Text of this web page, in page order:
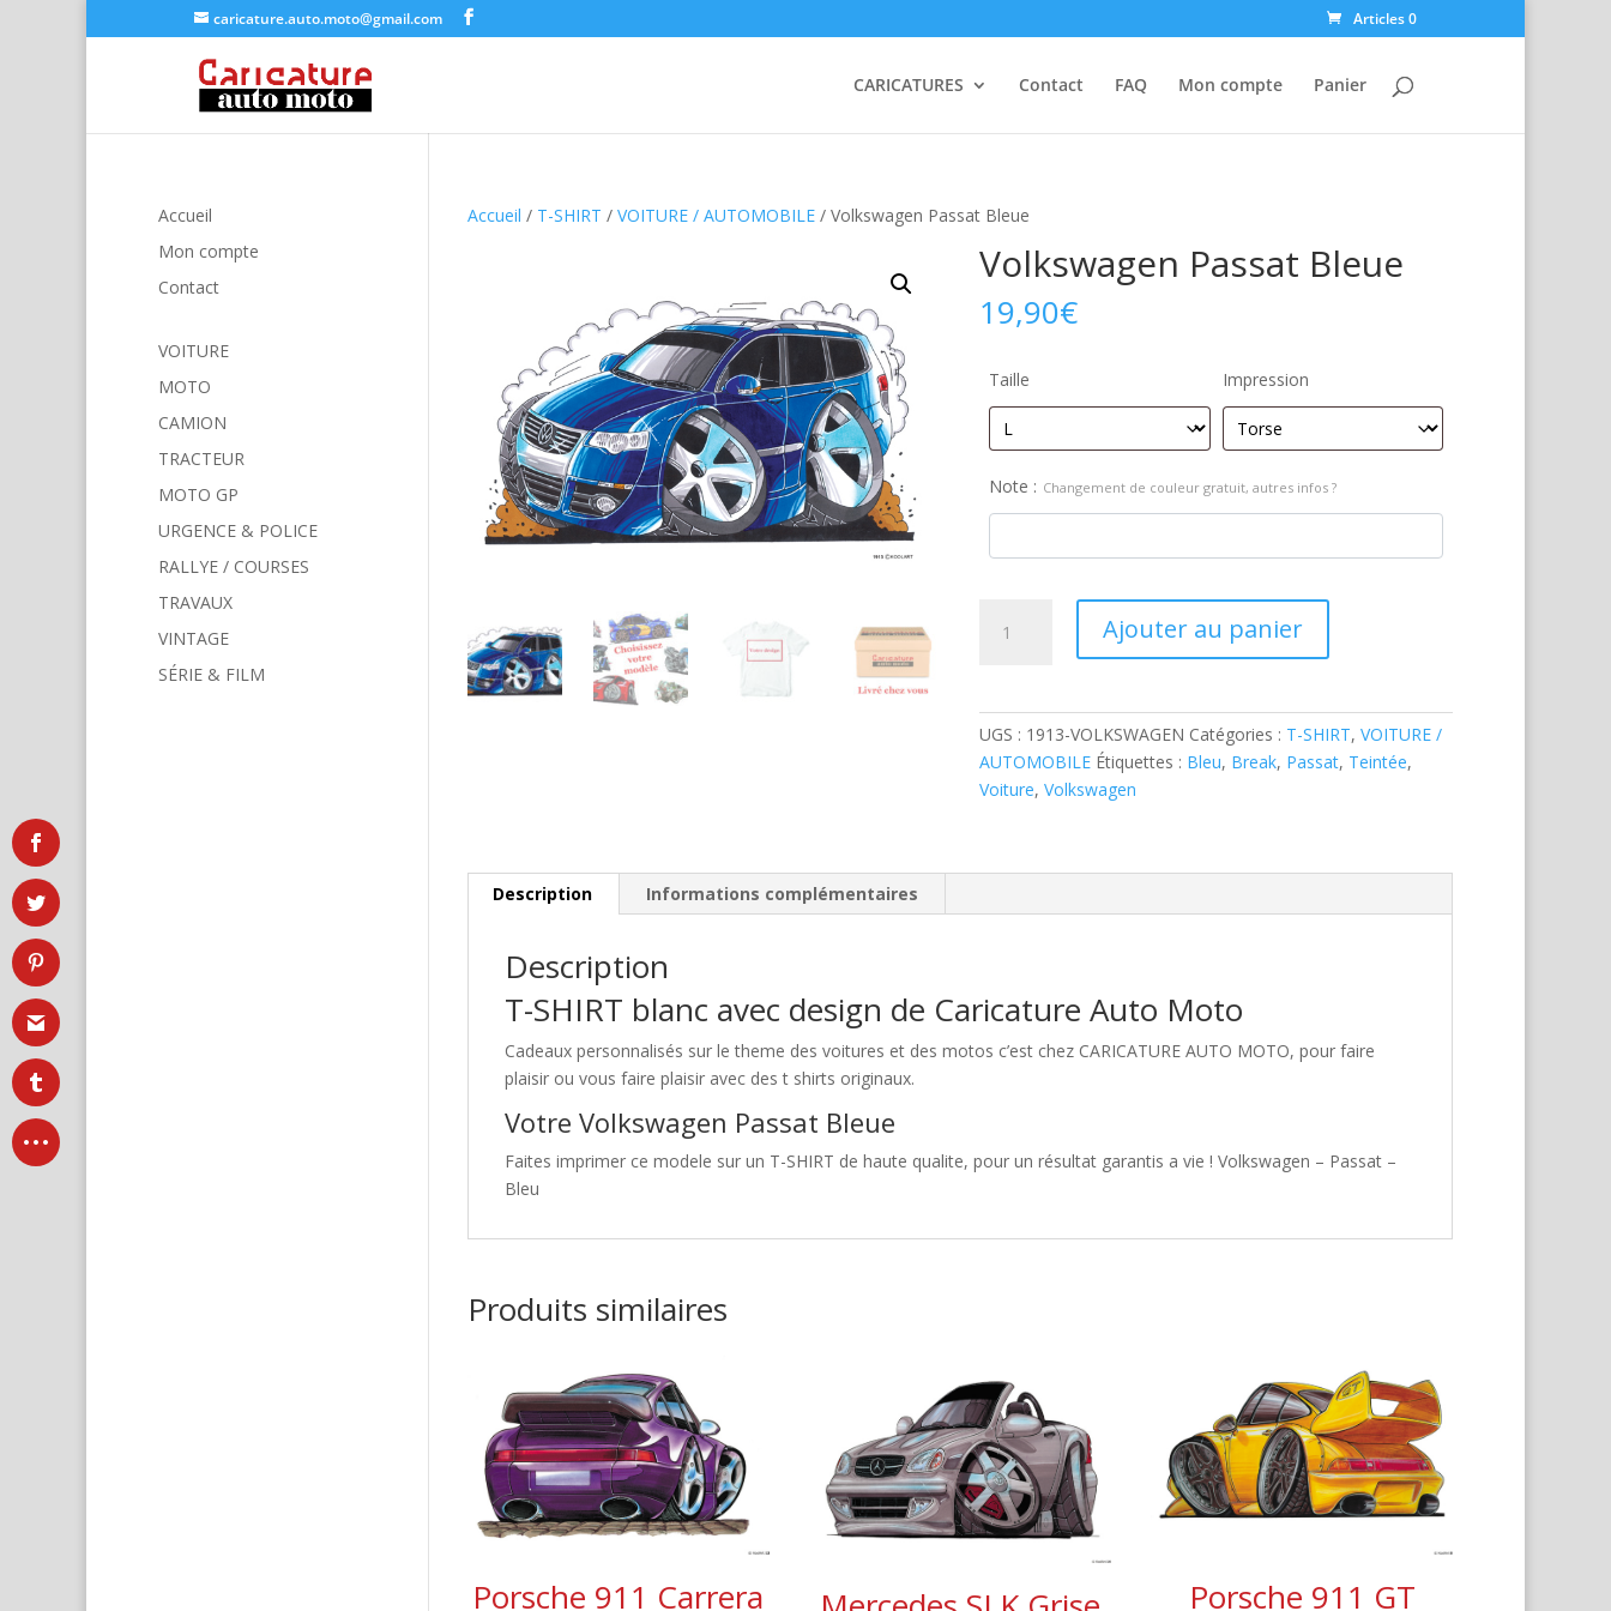
caricature.auto.moto@gmail.com Articles 0
CARICATURES Contact FAQ Mon compte Panier
Accueil / T-SHIRT / VOITURE / AUTOMOBILE/ Volkswagen Passat Bleue
Volkswagen Passat Bleue
19,90€
Taille Impression
Note : Changement de couleur gratuit, autres infos ?
Ajouter au panier
UGS : 1913-VOLKSWAGEN Catégories : T-SHIRT,VOITURE /
AUTOMOBILE Étiquettes : Bleu, Break, Passat, Teintée,
Voiture,Volkswagen
Description Informations complémentaires
Description
T-SHIRT blanc avec design de Caricature Auto Moto
Cadeaux personnalisés sur le theme des voitures et des motos c’est chez CARICATURE AUTO MOTO, pour faire
plaisir ou vous faire plaisir avec des t shirts originaux.
Votre Volkswagen Passat Bleue
Faites imprimer ce modele sur un T-SHIRT de haute qualite, pour un résultat garantis a vie ! Volkswagen – Passat –
Bleu
Produits similaires
Porsche 911 Carrera Porsche 911 GT
Accueil
Mon compte
Contact
VOITURE
MOTO
CAMION
TRACTEUR
MOTO GP
URGENCE & POLICE
RALLYE / COURSES
TRAVAUX
VINTAGE
SÉRIE & FILM